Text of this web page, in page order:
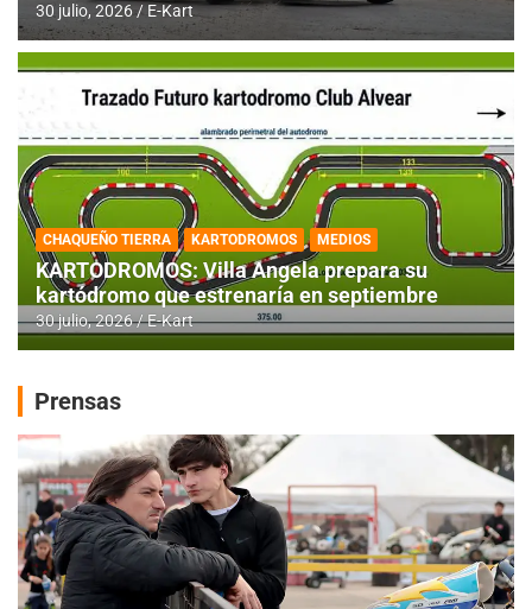
30 julio, 2026 E-Kart
CHAQUEÑO TIERRA KARTODROMOS MEDIOS
KARTODROMOS: Villa Angela prepara su
kartódromo que estrenaría en septiembre
30 julio, 2026 E-Kart
Prensas